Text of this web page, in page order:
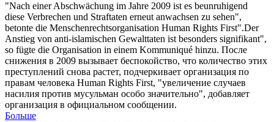
"Nach einer Abschwächung im Jahre 2009 ist es beunruhigend
diese Verbrechen und Straftaten erneut anwachsen zu sehen",
betonte die Menschenrechtsorganisation Human Rights First".Der
Anstieg von anti-islamischen Gewalttaten ist besonders signifikant",
so fügte die Organisation in einem Kommuniqué hinzu. После
снижения в 2009 вызывает беспокойство, что количество этих
преступлений снова растет, подчеркивает организация по
правам человека Human Rights First, "увеличение случаев
насилия против мусульман особо значительно", добавляет
организация в официальном сообщении.
Больше